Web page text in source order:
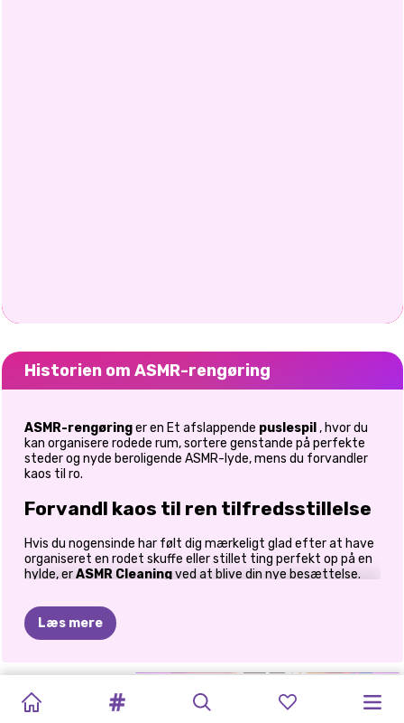
Historien om ASMR-rengøring
ASMR-rengøringer en Et afslappende puslespil , hvor du
kan organisere rodede rum, sortere genstande på perfekte
steder og nyde beroligende ASMR-lyde, mens du forvandler
kaos til ro.
Forvandl kaos til ren tilfredsstillelse
Hvis du nogensinde har følt dig mærkeligt glad efter at have
organiseret en rodet skuffe eller stillet ting perfekt op på en
hylde, erASMR Cleaningved at blive din nye besættelse.
dig rydde op i rodede rum, mens du nyder bløde lyde og
beroligende gameplay, der føles som en digital spa-dag for
din hjerne. Fra rodede køkkenskabe til overfyldte smykkeskrin
latterligt tilfredsstillende.
Læs mere
GARDEROBE:
SORTERING
PUSLESPIL
BLOKSPRÆNGNING
2048
JUMP
DROP
KØLESKAB:
PERFEKT
BLOCK
BLAST
GLAD